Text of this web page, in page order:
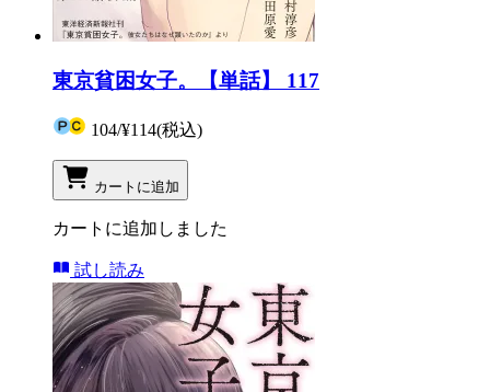
東京貧困女子。【単話】 117
104/¥114(税込)
カートに追加
カートに追加しました
試し読み